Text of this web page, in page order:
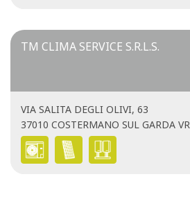
TM CLIMA SERVICE S.R.L.S.
VIA SALITA DEGLI OLIVI, 63
37010 COSTERMANO SUL GARDA VR